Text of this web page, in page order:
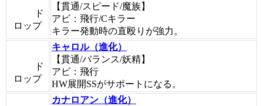
ド
ロップ
【貫通/スピード/魔族】
アビ：飛行/Cキラー
キラー発動時の直殴りが強力。
ド
ロップ
キャロル（進化）
【貫通/バランス/妖精】
アビ：飛行
HW展開SSがサポートになる。
カナロアン（進化）